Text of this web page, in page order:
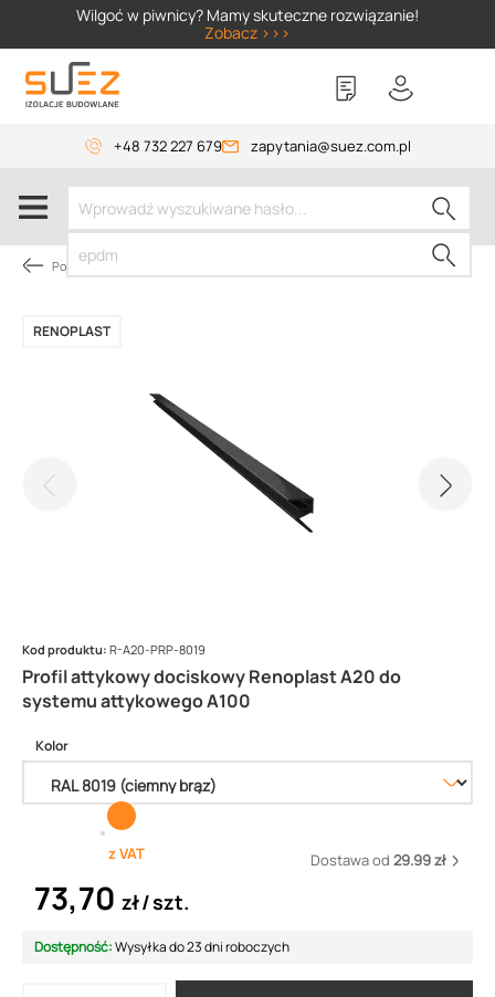
Wilgoć w piwnicy? Mamy skuteczne rozwiązanie!
Zobacz >>>
+48 732 227 679 zapytania@suez.com.pl
Pokrycie dachów płaskich
Profil attykowy dociskowy Renoplast A20 do
systemu attykowego A100
RENOPLAST
Kod produktu: R-A20-PRP-8019
Kolor
z VAT Dostawa od 29.99 zł
73,70 zł szt.
Dostępność:Wysyłka do 23 dni roboczych